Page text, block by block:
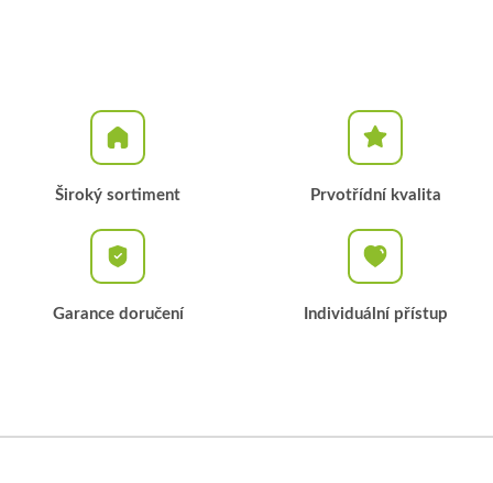
Široký sortiment Prvotřídní kvalita
Garance doručení Individuální přístup